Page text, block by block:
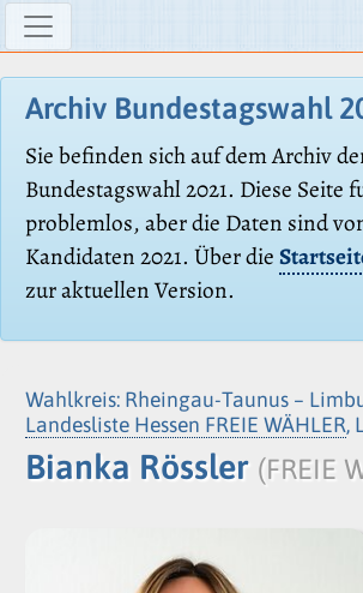
Archiv Bundestagswahl
Sie befinden sich auf dem Archiv
Bundestagswahl 2021. Diese Seite
problemlos, aber die Daten sind
Kandidaten 2021. Über die
zur aktuellen Version.
Wahlkreis: Rheingau-Taunus –
Landesliste Hessen FREIE WÄHLER,
Bianka Rössler (FREIE